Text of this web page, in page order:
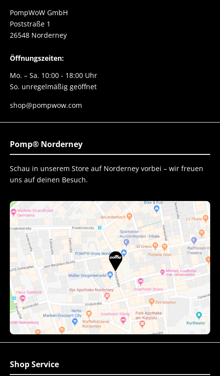
PompWoW GmbH
Poststraße 1
26548 Norderney
Öffnungszeiten:
Mo. – Sa. 10:00 - 18:00 Uhr
So. unregelmäßig geöffnet
shop@pompwow.com
Pomp® Norderney
Schau in unserem Store auf Norderney vorbei – wir freuen
uns auf deinen Besuch.
Shop Service